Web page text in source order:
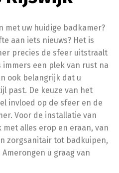
met uw huidige badkamer?
aan iets nieuws? Het is
precies de sfeer uitstraalt
immers een plek van rust na
ook belangrijk dat u
past. De keuze van het
invloed op de sfeer en de
Voor de installatie van
met alles erop en eraan, van
zorgsanitair tot badkuipen,
u graag van